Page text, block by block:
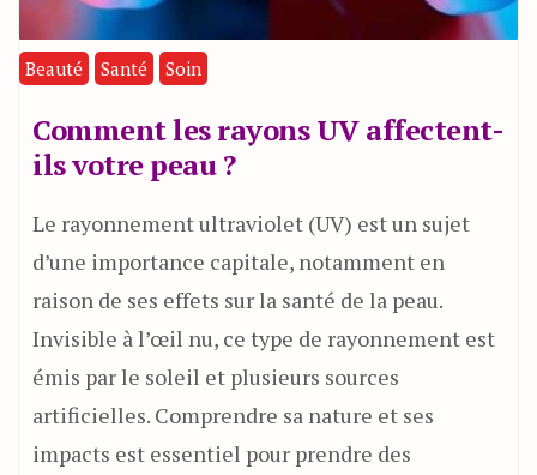
Beauté Santé Soin
Comment les rayons UV affectent-
ils votre peau ?
Le rayonnement ultraviolet (UV) est un sujet
d’une importance capitale, notamment en
raison de ses effets sur la santé de la peau.
Invisible à l’œil nu, ce type de rayonnement est
émis par le soleil et plusieurs sources
artificielles. Comprendre sa nature et ses
impacts est essentiel pour prendre des